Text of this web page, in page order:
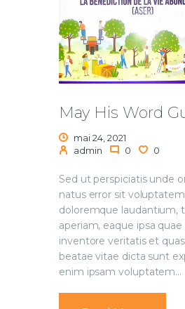
May His Word
mai 24, 2021
admin
0 0
Sed ut perspiciatis unde
natus error sit
doloremque laudantium,
aperiam, eaque ipsa quae
inventore veritatis et
beatae vitae dicta sunt
enim ipsam voluptatem…